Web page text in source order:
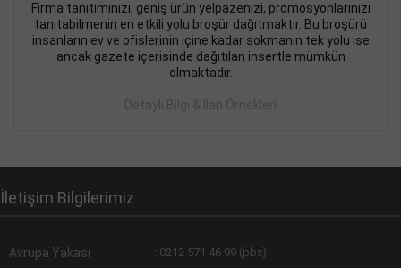
Firma tanıtımınızı, geniş ürün yelpazenizi, promosyonlarınızı
tanıtabilmenin en etkili yolu broşür dağıtmaktır. Bu broşürü
insanların ev ve ofislerinin içine kadar sokmanın tek yolu ise
ancak gazete içerisinde dağıtılan insertle mümkün
olmaktadır.
Detaylı Bilgi & İlan Örnekleri
İletişim Bilgilerimiz
Avrupa Yakası : 0212 571 46 99 (pbx)
DEVREMÜLK KİRALIK İlanı- 11.09.2018
SİNYE Tekstile Şoförlüğü olan 35 yaşını aşmamış, Depo
elemanı alınacaktır. Osmanbey, Şişli
Devamını Gör